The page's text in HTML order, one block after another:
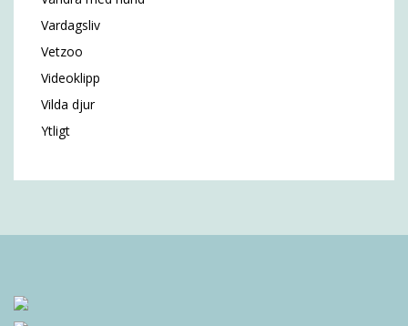
Vardagsliv
Vetzoo
Videoklipp
Vilda djur
Ytligt